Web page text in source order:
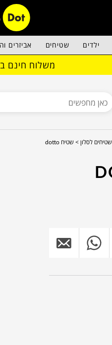
ילדים שטיחים אביזרים
משלוח חינם
שטיחים לסלון > שטיח dotto